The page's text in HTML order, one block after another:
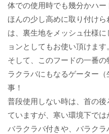
体での使用時でも幾分かハー
ほんの少し高めに取り付け
は、裏生地をメッシュ仕様
ョンとしてもお使い頂けます。
そして、このフードの一番
ラクラバにもなるゲーター
事！
普段使用しない時は、首の
ていますが、寒い環境下では
バラクラバ付きや、バラク